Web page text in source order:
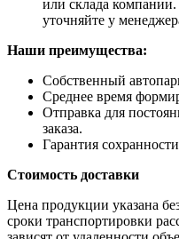
или склада
уточняйте у
Наши преимущества:
Собственный
Среднее время
Отправка для
заказа.
Гарантия
Стоимость доставки
Цена продукции указана
сроки транспортировки